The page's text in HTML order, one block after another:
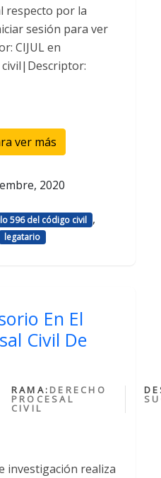
respecto por la
sesión para ver
CIJUL en
civil|Descriptor:
ver más
2020
596 del código civil ,
legatario
En El
Civil De
RAMA: DERECHO
PROCESAL
CIVIL
investigación realiza